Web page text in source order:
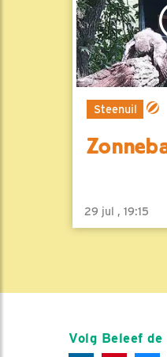
Steenuil
29 jul , 19:15
Volg Beleef de